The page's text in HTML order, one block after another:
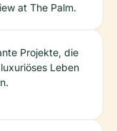
at The Palm.
Projekte, die
Leben